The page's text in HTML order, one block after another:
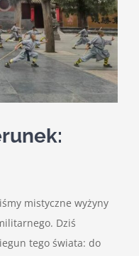
mistyczne wyżyny
Dziś
tego świata: do